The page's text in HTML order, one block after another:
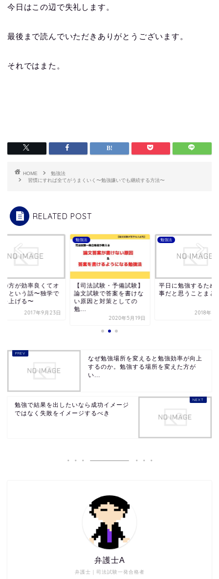
今日はこの辺で失礼します。
最後まで読んでいただきありがとうございます。
それではまた。
HOME
勉強法
習慣にすれば全てがうまくいく〜勉強嫌いでも継続する方法〜
RELATED POST
の方が効率良くてオ
メという話〜独学で
を上げる〜
2017年9月23日
勉強法
【司法試験・予備試験】
論文試験で答案を書けな
い原因と対策としての
勉...
2020年5月19日
勉強法
平日に勉強するため
事だと思うことまと
2018年1
なぜ勉強場所を変えると勉強効率が向上
するのか。勉強する場所を変えた方が
い...
勉強で結果を出したいなら成功イメージ
ではなく失敗をイメージするべき
弁護士｜司法試験一発合格者
弁護士A